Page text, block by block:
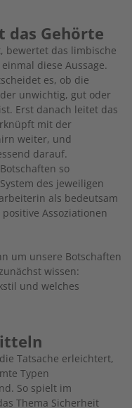
das Gehörte
bewertet das limbische
diese Aussage.
es, ob die
unwichtig, gut oder
Erst danach leitet das
mit der
weiter, und
darauf.
so
des jeweiligen
als bedeutsam
Assoziationen
um unsere Botschaften
wissen:
und welches
Tatsache erleichtert,
Typen
So spielt im
Thema Sicherheit